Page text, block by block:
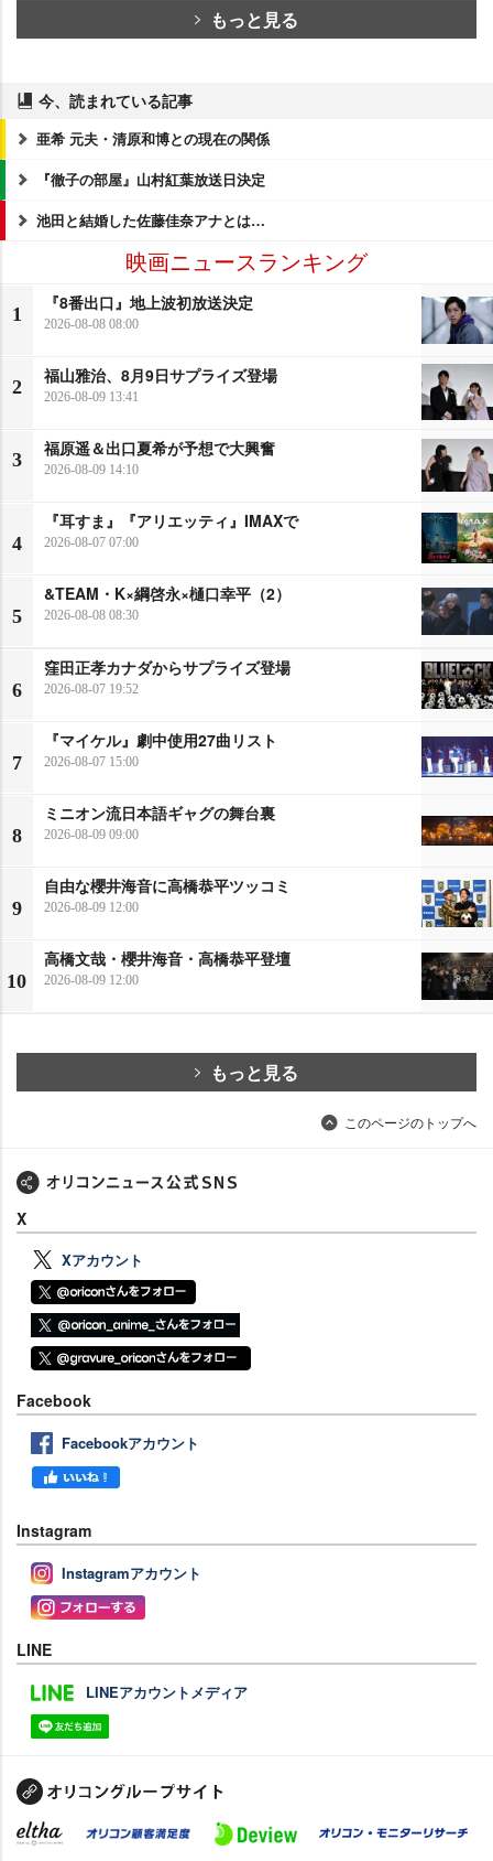
もっと見る
今、読まれている記事
亜希 元夫・清原和博との現在の関係
『徹子の部屋』山村紅葉放送日決定
池田と結婚した佐藤佳奈アナとは…
映画ニュースランキング
1
『8番出口』地上波初放送決定
2026-08-08 08:00
2
福山雅治、8月9日サプライズ登場
2026-08-09 13:41
3
福原遥＆出口夏希が予想で大興奮
2026-08-09 14:10
4
『耳すま』『アリエッティ』IMAXで
2026-08-07 07:00
5
&TEAM・K×綱啓永×樋口幸平（2）
2026-08-08 08:30
6
窪田正孝カナダからサプライズ登場
2026-08-07 19:52
7
『マイケル』劇中使用27曲リスト
2026-08-07 15:00
8
ミニオン流日本語ギャグの舞台裏
2026-08-09 09:00
9
自由な櫻井海音に高橋恭平ツッコミ
2026-08-09 12:00
10
高橋文哉・櫻井海音・高橋恭平登壇
2026-08-09 12:00
もっと見る
このページのトップへ
X
Xアカウント
Facebook
Facebookアカウント
Instagram
Instagramアカウント
LINE
LINEアカウントメディア